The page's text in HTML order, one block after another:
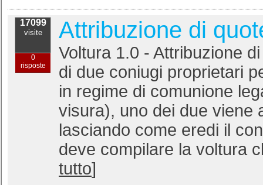
17099
visite
0
risposte
Attribuzione di
Voltura 1.0 - Attribuzione
di due coniugi proprietari
in regime di comunione
visura), uno dei due viene
lasciando come eredi il
deve compilare la voltura
tutto]